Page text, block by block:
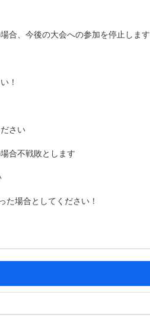
合、今後の大会への参加を停止します
！
さい
合不戦敗とします
た場合としてください！